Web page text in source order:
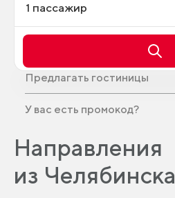
1 пассажир
Предлагать гостиницы
У вас есть промокод?
Направления
из Челябинска